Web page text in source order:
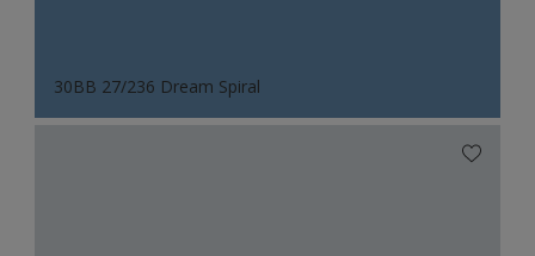
30BB 27/236 Dream Spiral